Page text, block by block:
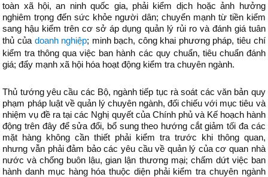
toàn xã hội, an ninh quốc gia, phải kiểm dịch hoặc ảnh hưởng
nghiêm trọng đến sức khỏe người dân; chuyển mạnh từ tiền kiểm
sang hậu kiểm trên cơ sở áp dụng quản lý rủi ro và đánh giá tuân
thủ của doanh nghiệp; minh bạch, công khai phương pháp, tiêu chí
kiểm tra thông qua việc ban hành các quy chuẩn, tiêu chuẩn đánh
giá; đẩy mạnh xã hội hóa hoạt động kiểm tra chuyên ngành.
Thủ tướng yêu cầu các Bộ, ngành tiếp tục rà soát các văn bản quy
phạm pháp luật về quản lý chuyên ngành, đối chiếu với mục tiêu và
nhiệm vụ đề ra tại các Nghị quyết của Chính phủ và Kế hoạch hành
động trên đây để sửa đổi, bổ sung theo hướng cắt giảm tối đa các
mặt hàng không cần thiết phải kiểm tra trước khi thông quan,
nhưng vẫn phải đảm bảo các yêu cầu về quản lý của cơ quan nhà
nước và chống buôn lậu, gian lận thương mại; chấm dứt việc ban
hành danh mục hàng hóa thuộc diện phải kiểm tra chuyên ngành